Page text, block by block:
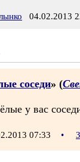
04.02.2013
соседи» (
у вас
07:33 •